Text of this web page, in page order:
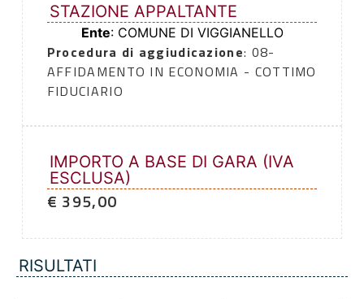
STAZIONE APPALTANTE
Ente: COMUNE DI VIGGIANELLO
Procedura di aggiudicazione: 08-
AFFIDAMENTO IN ECONOMIA - COTTIMO
FIDUCIARIO
IMPORTO A BASE DI GARA (IVA
ESCLUSA)
€ 395,00
RISULTATI